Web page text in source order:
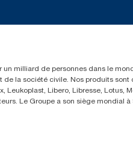
milliard de personnes dans le
la société civile. Nos produits
Leukoplast, Libero, Libresse, Lotus,
Le Groupe a son siège mondial